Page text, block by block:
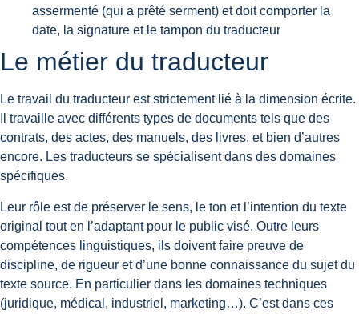
assermenté (qui a prêté serment) et doit comporter la
date, la signature et le tampon du traducteur
Le métier du traducteur
Le travail du traducteur est strictement lié à la dimension écrite.
Il travaille avec différents types de documents tels que des
contrats, des actes, des manuels, des livres, et bien d’autres
encore. Les traducteurs se spécialisent dans des domaines
spécifiques.
Leur rôle est de préserver le sens, le ton et l’intention du texte
original tout en l’adaptant pour le public visé. Outre leurs
compétences linguistiques, ils doivent faire preuve de
discipline, de rigueur et d’une bonne connaissance du sujet du
texte source. En particulier dans les domaines techniques
(juridique, médical, industriel, marketing…). C’est dans ces